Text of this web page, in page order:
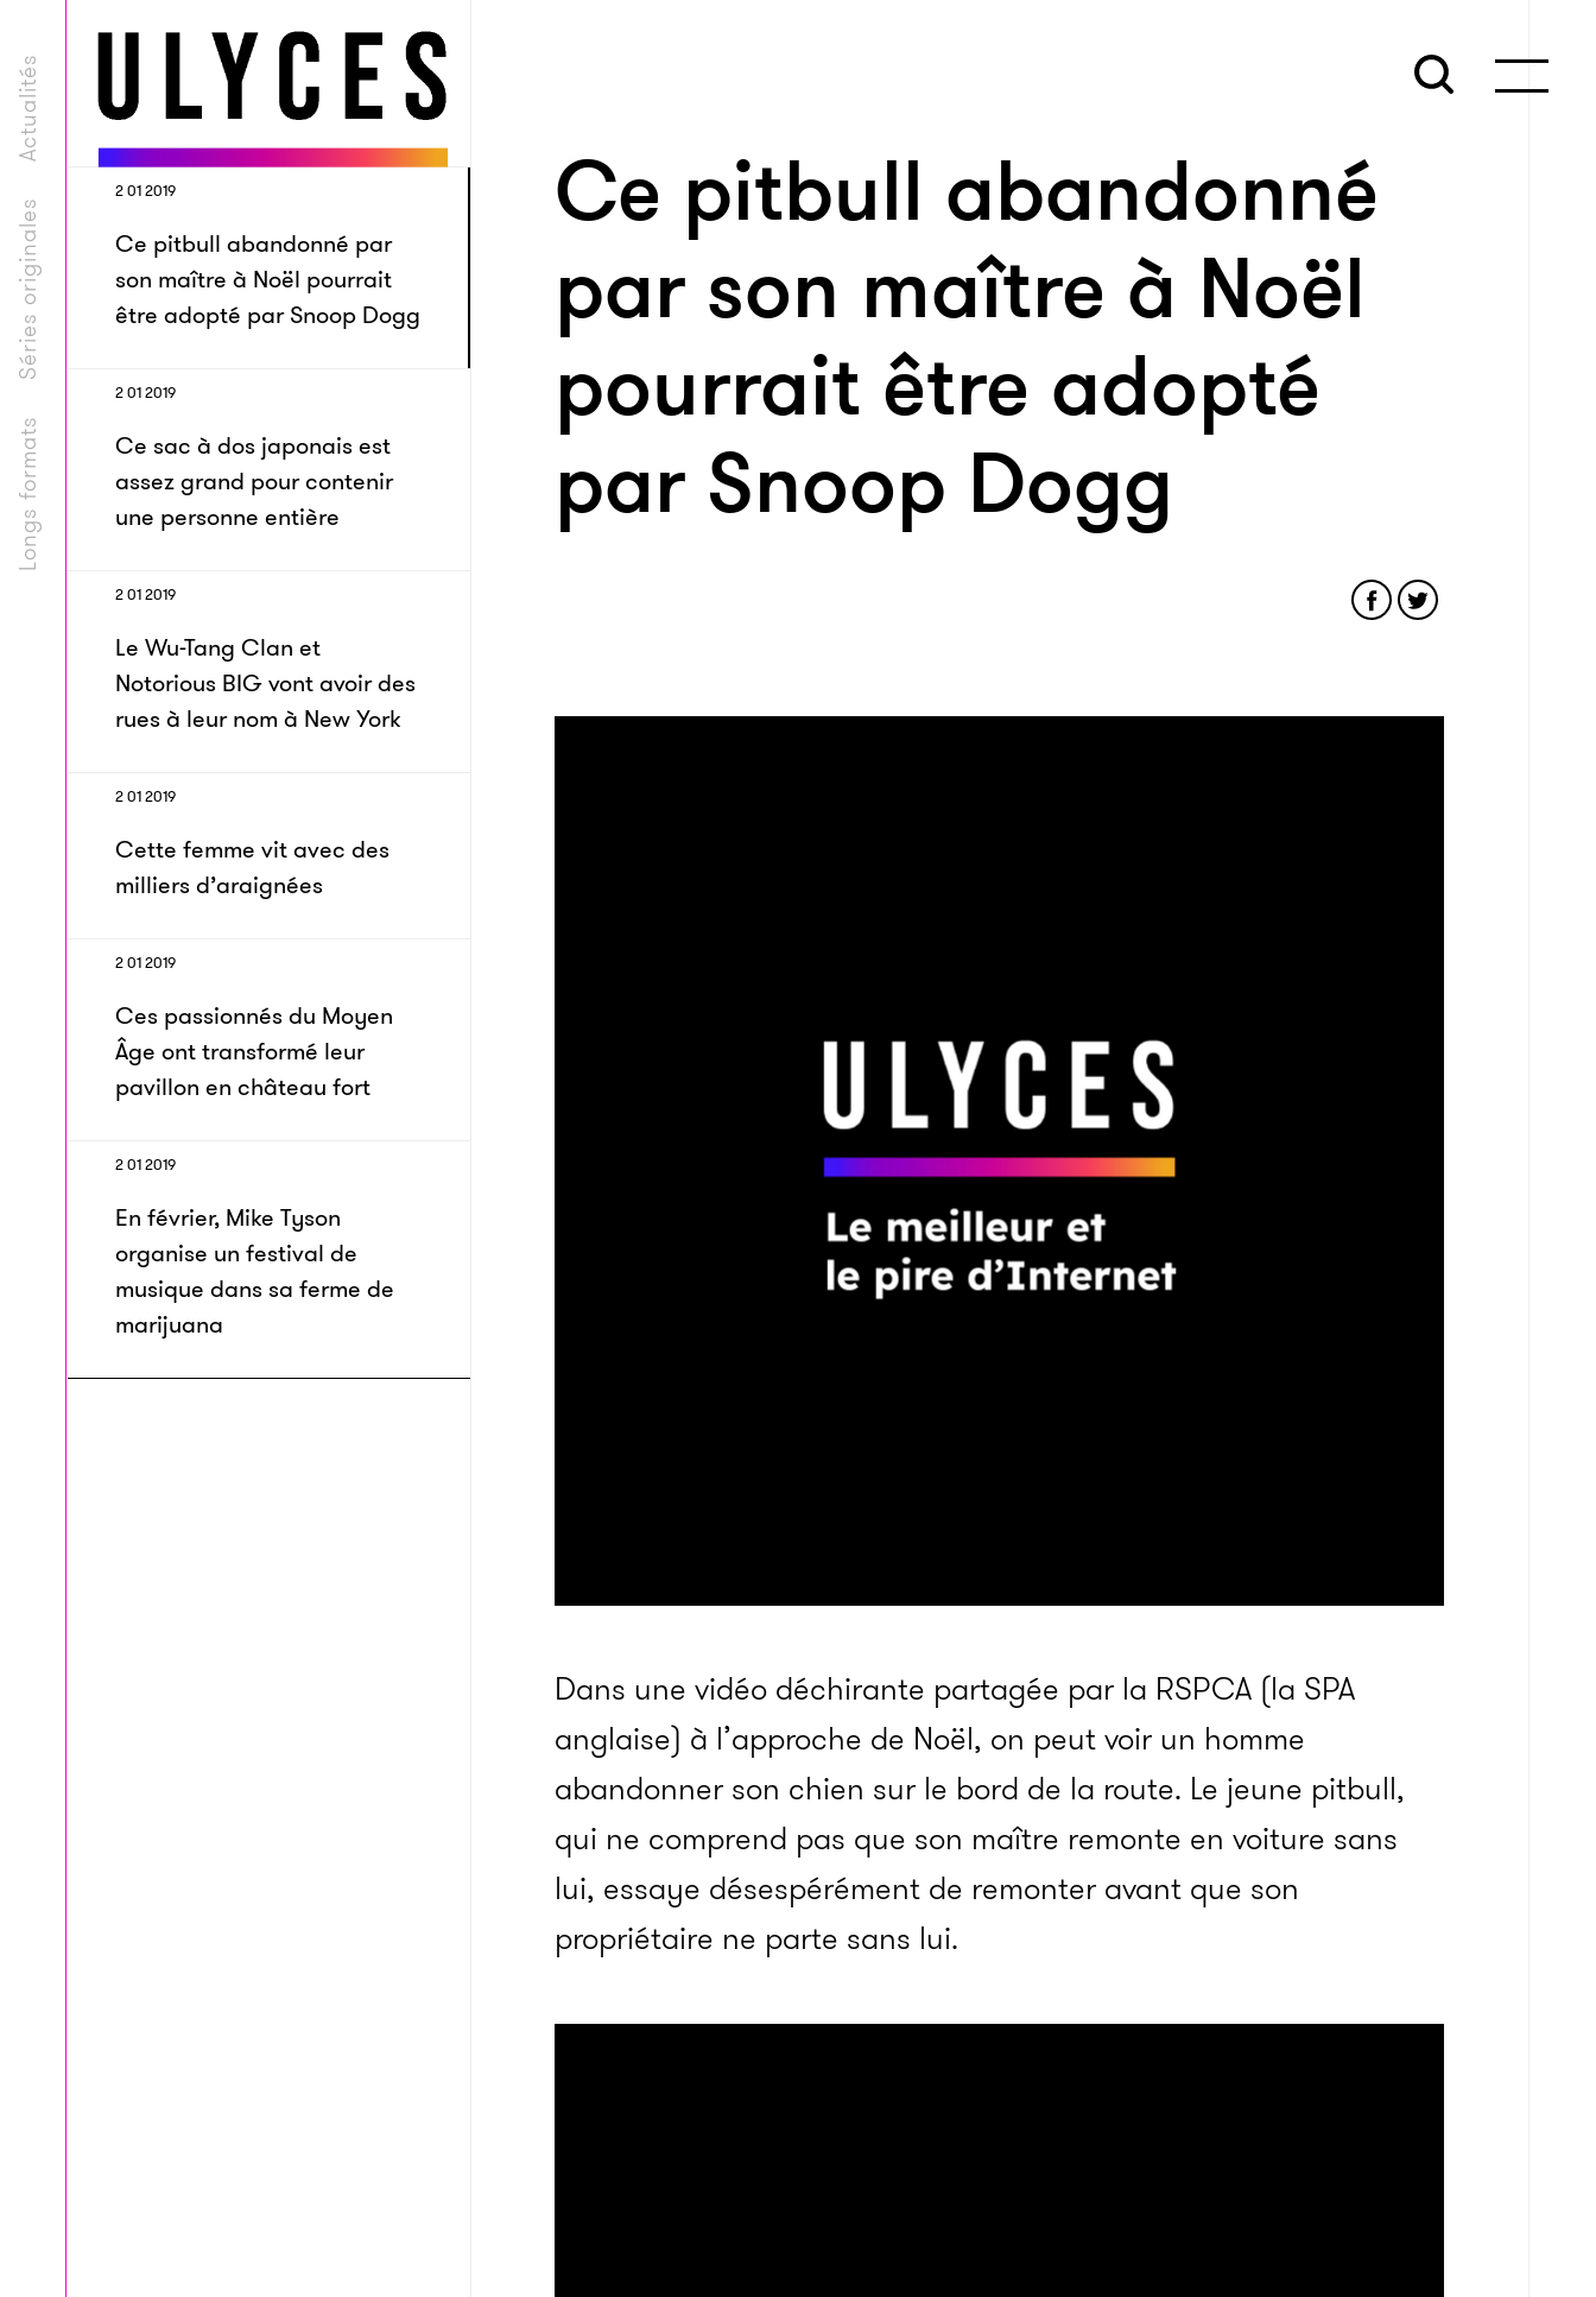
Longs formats
Séries originales
Actualités
2 01 2019
Ce pitbull abandonné par
son maître à Noël pourrait
être adopté par Snoop Dogg
2 01 2019
Ce sac à dos japonais est
assez grand pour contenir
une personne entière
2 01 2019
Le Wu-Tang Clan et
Notorious BIG vont avoir des
rues à leur nom à New York
2 01 2019
Cette femme vit avec des
milliers d’araignées
2 01 2019
Ces passionnés du Moyen
Âge ont trans­formé leur
pavillon en château fort
2 01 2019
En février, Mike Tyson
organise un festival de
musique dans sa ferme de
marijuana
Ce pitbull abandonné
par son maître à Noël
pourrait être adopté
par Snoop Dogg
Dans une vidéo déchirante partagée par la RSPCA (la SPA
anglaise) à l’approche de Noël, on peut voir un homme
abandonner son chien sur le bord de la route. Le jeune pitbull,
qui ne comprend pas que son maître remonte en voiture sans
lui, essaye désespérément de remonter avant que son
propriétaire ne parte sans lui.